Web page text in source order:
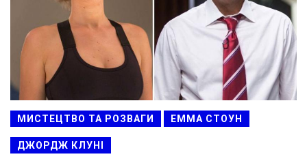
МИСТЕЦТВО ТА РОЗВАГИ ЕММА СТОУН
ДЖОРДЖ КЛУНІ